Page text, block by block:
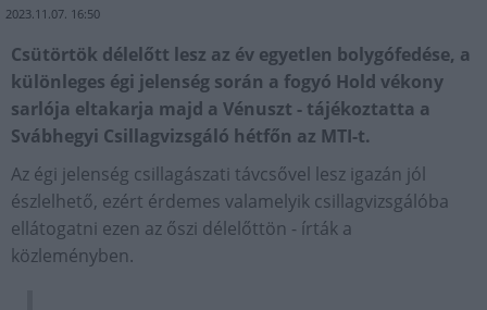
2023.11.07. 16:50
Csütörtök délelőtt lesz az év egyetlen bolygófedése, a
különleges égi jelenség során a fogyó Hold vékony
sarlója eltakarja majd a Vénuszt - tájékoztatta a
Svábhegyi Csillagvizsgáló hétfőn az MTI-t.
Az égi jelenség csillagászati távcsővel lesz igazán jól
észlelhető, ezért érdemes valamelyik csillagvizsgálóba
ellátogatni ezen az őszi délelőttön - írták a
közleményben.